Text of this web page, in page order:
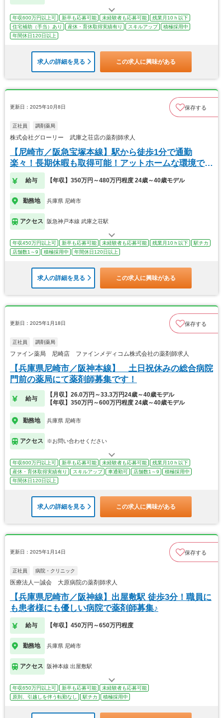
年収600万円以上可 新卒も応募可能 未経験者も応募可能
残業月10ｈ以下
住宅補助（手当）あり
産休・育休取得実績有り スキルアップ
積極採用中
年間休日120日以上
求人の詳細を見る この求人に興味がある
更新日：2025年10月8日 保存する
正社員 調剤薬局
株式会社グローリー 武庫之荘店の薬剤師求人
【尼崎市／阪急宝塚本線】駅から徒歩1分で通勤
楽々！長期休暇も取得可能！アットホームな環境で
す！
給与 【年収】350万円～480万円程度 24歳～40歳モデル
勤務地 兵庫県 尼崎市
アクセス 阪急神戸本線 武庫之荘駅
年収450万円以上可 新卒も応募可能 未経験者も応募可能 残業月10ｈ以下
駅チカ
店舗数1～9
積極採用中 年間休日120日以上
求人の詳細を見る この求人に興味がある
更新日：2025年1月18日 保存する
正社員 調剤薬局
ファイン薬局 尼崎店 ファインメディコム株式会社の薬剤師求人
【兵庫県尼崎市／阪神本線】 土日祝休みの総合病院
門前の薬局にて薬剤師募集です！
給与
【月収】26.0万円～33.3万円24歳～40歳モデル
【年収】350万円～600万円程度 24歳～40歳モデル
勤務地 兵庫県 尼崎市
アクセス ※お問い合わせください
年収600万円以上可 新卒も応募可能 未経験者も応募可能
残業月10ｈ以下
産休・育休取得実績有り
スキルアップ 車通勤可 店舗数1～9
積極採用中
年間休日120日以上
求人の詳細を見る この求人に興味がある
更新日：2025年1月14日 保存する
正社員 病院・クリニック
医療法人一誠会 大原病院の薬剤師求人
【兵庫県尼崎市／阪神線】出屋敷駅 徒歩3分！職員に
も患者様にも優しい病院で薬剤師募集♪
給与 【年収】450万円～650万円程度
勤務地 兵庫県 尼崎市
アクセス 阪神本線 出屋敷駅
年収650万円以上可 新卒も応募可能
未経験者も応募可能
原則、引越しを伴う転勤なし
駅チカ 積極採用中